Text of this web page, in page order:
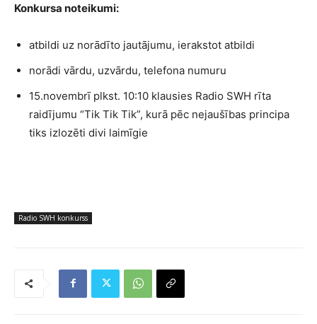
Konkursa noteikumi:
atbildi uz norādīto jautājumu, ierakstot atbildi
norādi vārdu, uzvārdu, telefona numuru
15.novembrī plkst. 10:10 klausies Radio SWH rīta
raidījumu “Tik Tik Tik”, kurā pēc nejaušības principa
tiks izlozēti divi laimīgie
Radio SWH konkurss